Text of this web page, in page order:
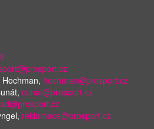
hochman@prosport.cz
cunat@prosport.cz
reklamace@prosport.cz